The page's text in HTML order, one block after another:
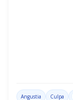
Angustia Culpa